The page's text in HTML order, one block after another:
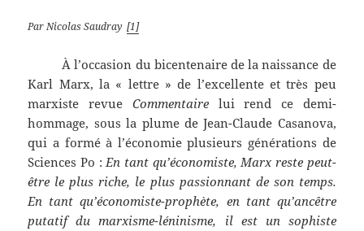
Par Nicolas Saudray[1]
À l’occasion du bicentenaire de la naissance de
Karl Marx, la « lettre » de l’excellente et très peu
marxiste revue Commentairelui rend ce demi-
hommage, sous la plume de Jean-Claude Casanova,
qui a formé à l’économie plusieurs générations de
Sciences Po :En tant qu’économiste, Marx reste peut-
être le plus riche, le plus passionnant de son temps.
En tant qu’économiste-prophète, en tant qu’ancêtre
putatif du marxisme-léninisme, il est un sophiste